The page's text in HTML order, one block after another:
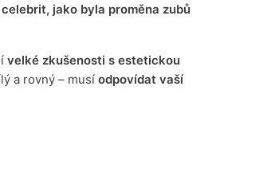
jako byla proměna zubů
velké zkušenosti s estetickou
a rovný – musí odpovídat vaší